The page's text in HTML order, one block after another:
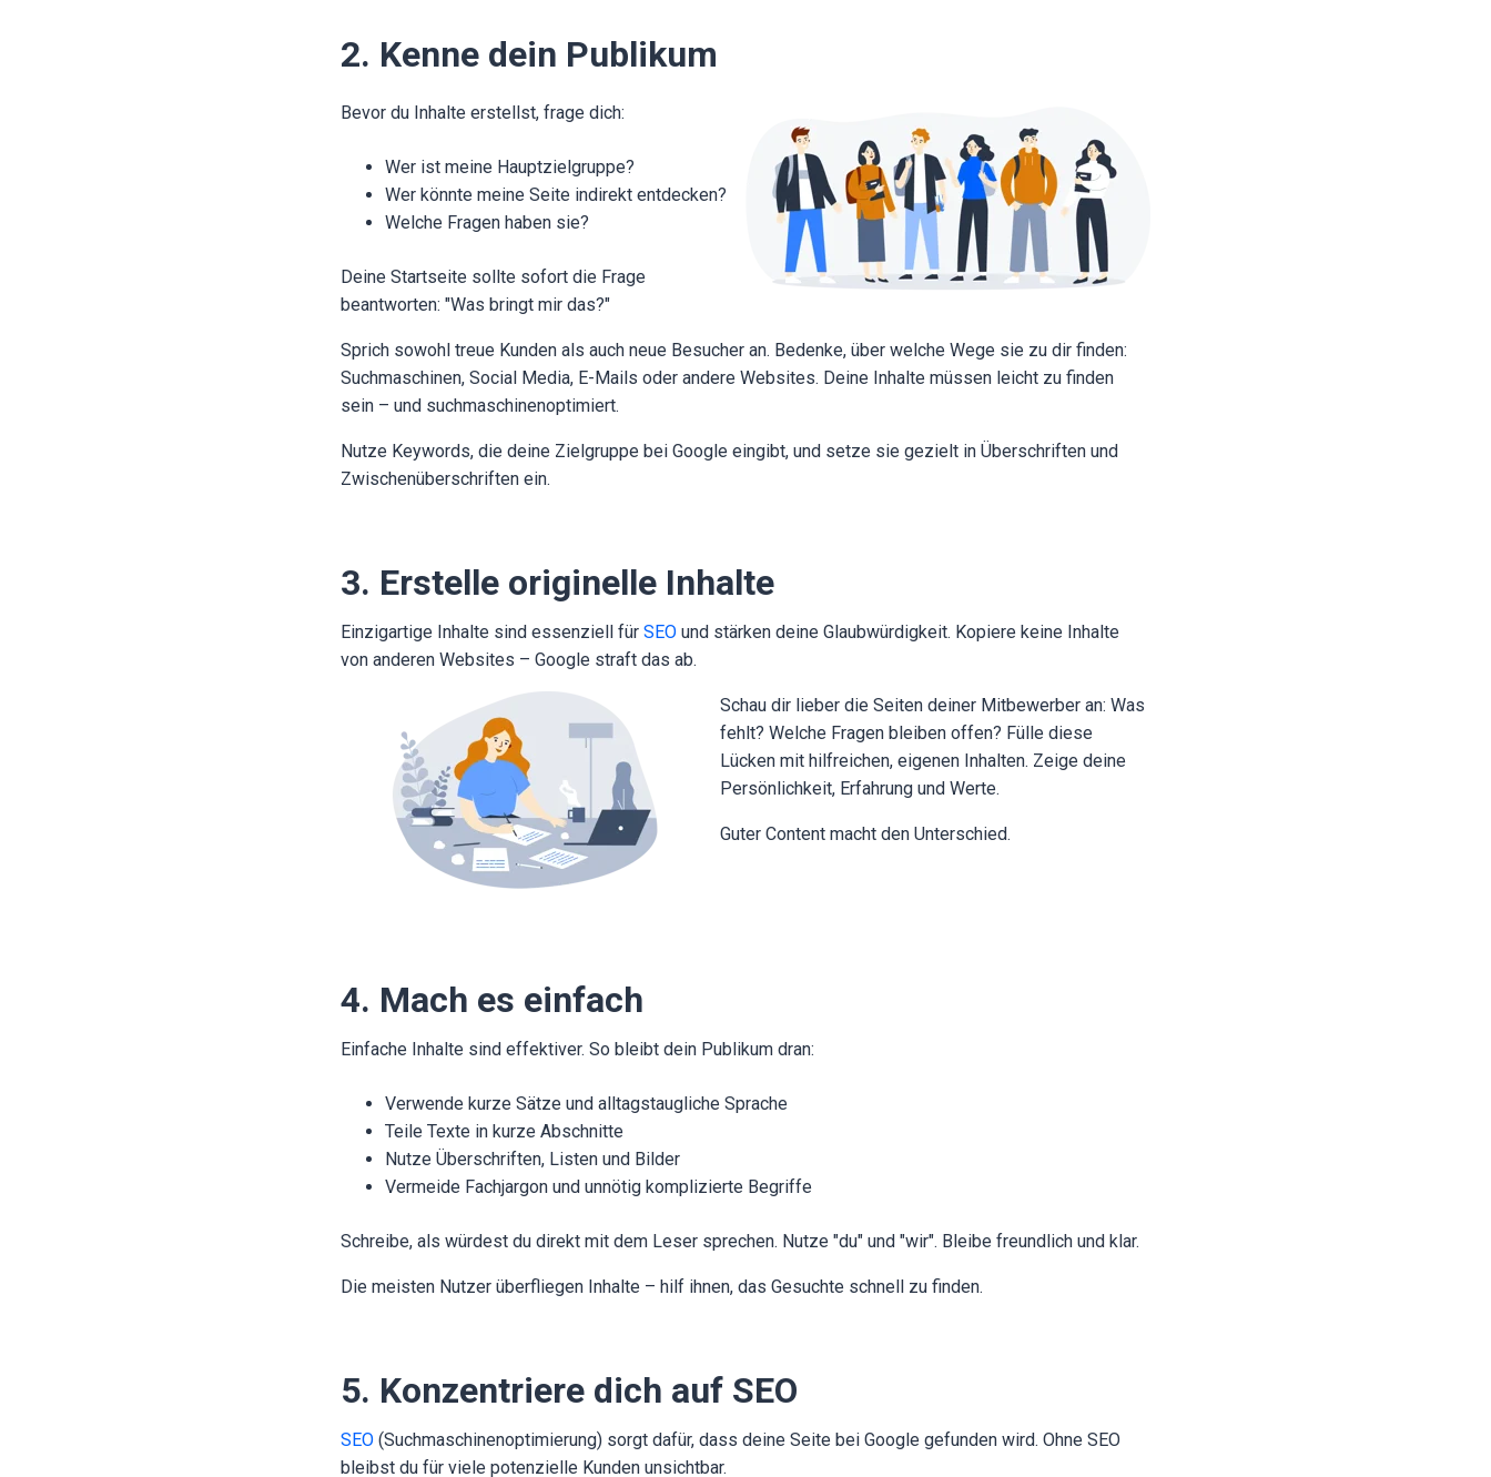
2. Kenne dein Publikum
Bevor du Inhalte erstellst, frage dich:
Wer ist meine Hauptzielgruppe?
Wer könnte meine Seite indirekt entdecken?
Welche Fragen haben sie?
Deine Startseite sollte sofort die Frage
beantworten: "Was bringt mir das?"
Sprich sowohl treue Kunden als auch neue Besucher an. Bedenke, über welche Wege sie zu dir finden:
Suchmaschinen, Social Media, E-Mails oder andere Websites. Deine Inhalte müssen leicht zu finden
sein – und suchmaschinenoptimiert.
Nutze Keywords, die deine Zielgruppe bei Google eingibt, und setze sie gezielt in Überschriften und
Zwischenüberschriften ein.
3. Erstelle originelle Inhalte
Einzigartige Inhalte sind essenziell für SEO und stärken deine Glaubwürdigkeit. Kopiere keine Inhalte
von anderen Websites – Google straft das ab.
Schau dir lieber die Seiten deiner Mitbewerber an: Was
fehlt? Welche Fragen bleiben offen? Fülle diese
Lücken mit hilfreichen, eigenen Inhalten. Zeige deine
Persönlichkeit, Erfahrung und Werte.
Guter Content macht den Unterschied.
4. Mach es einfach
Einfache Inhalte sind effektiver. So bleibt dein Publikum dran:
Verwende kurze Sätze und alltagstaugliche Sprache
Teile Texte in kurze Abschnitte
Nutze Überschriften, Listen und Bilder
Vermeide Fachjargon und unnötig komplizierte Begriffe
Schreibe, als würdest du direkt mit dem Leser sprechen. Nutze "du" und "wir". Bleibe freundlich und klar.
Die meisten Nutzer überfliegen Inhalte – hilf ihnen, das Gesuchte schnell zu finden.
5. Konzentriere dich auf SEO
SEO (Suchmaschinenoptimierung) sorgt dafür, dass deine Seite bei Google gefunden wird. Ohne SEO
bleibst du für viele potenzielle Kunden unsichtbar.